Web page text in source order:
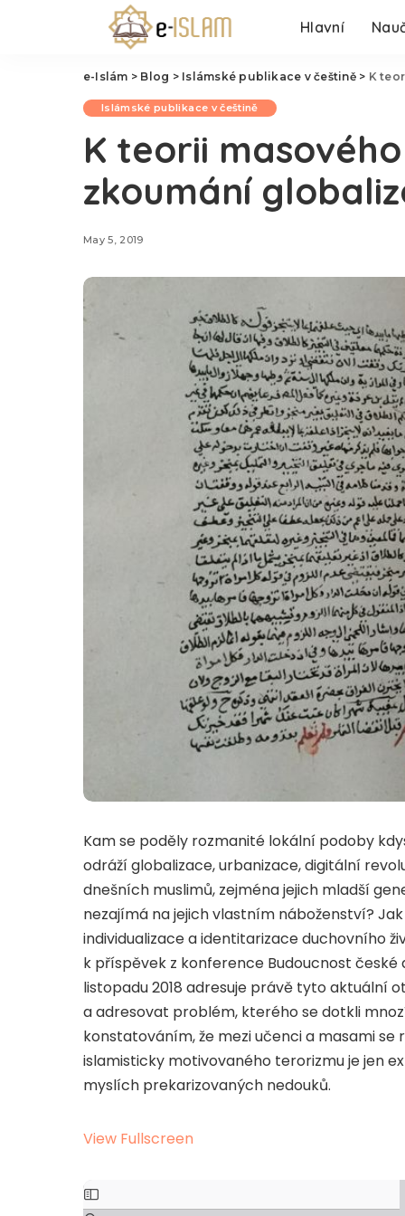
Hlavní
e-Islám > Blog > Islámské publikace v češtině> K
Islámské publikace v češtině
K teorii
zkoumání
May 5, 2019
Kam se poděly rozmanité lokální podoby
odráží globalizace, urbanizace, digitální
dnešních muslimů, zejména jejich mladší
nezajímá na jejich vlastním náboženství?
individualizace a identitarizace duchovního
k příspěvek z konference Budoucnost české
listopadu 2018 adresuje právě tyto aktuální
a adresovat problém, kterého se dotkli
konstatováním, že mezi učenci a masami
islamisticky motivovaného terorizmu je jen
myslích prekarizovaných nedouků.
View Fullscreen
Skip